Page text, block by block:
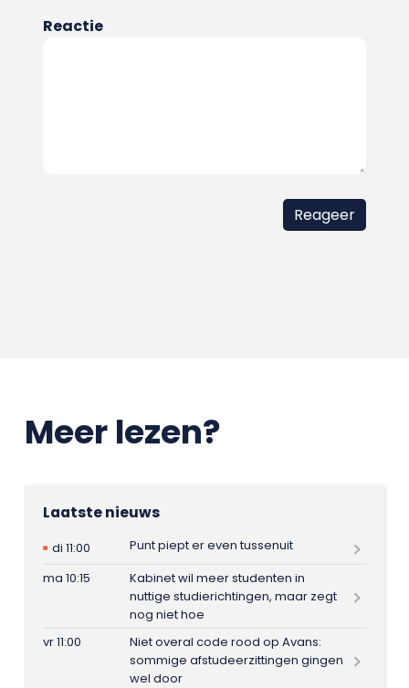
Reactie
Meer lezen?
Laatste nieuws
di 11:00
Punt piept er even tussenuit
ma 10:15
Kabinet wil meer studenten in
nuttige studierichtingen, maar zegt
nog niet hoe
vr 11:00
Niet overal code rood op Avans:
sommige afstudeerzittingen gingen
wel door